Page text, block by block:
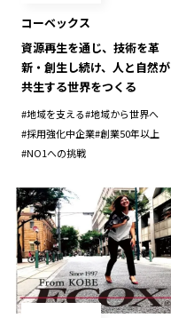
コーベックス
資源再生を通じ、技術を革
新・創生し続け、人と自然が
共生する世界をつくる
#地域を支える#地域から世界へ
#採用強化中企業#創業50年以上
#NO1への挑戦